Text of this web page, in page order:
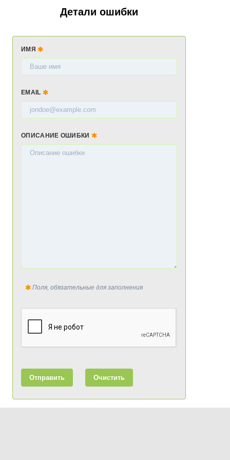
Детали ошибки
ИМЯ
EMAIL
ОПИСАНИЕ ОШИБКИ
Поля, обязательные для заполнения
Отправить Очистить